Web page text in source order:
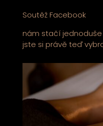
Soutěž Facebook
nám stačí
jste si právě teď